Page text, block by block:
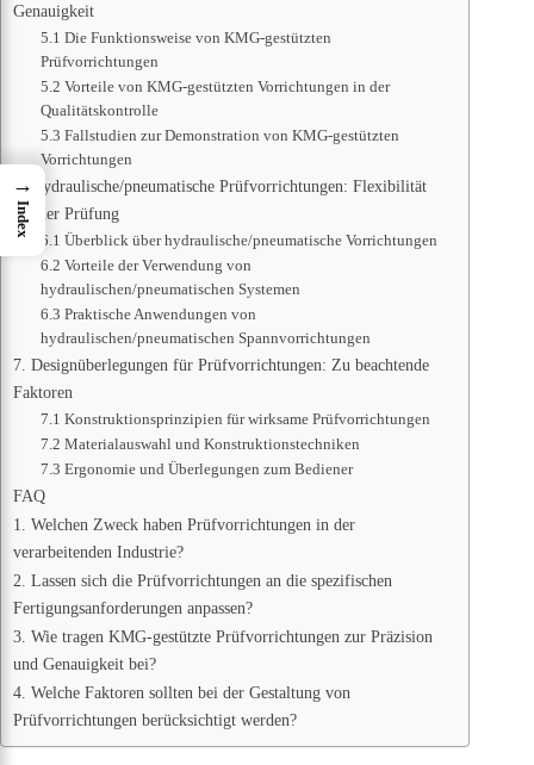
Genauigkeit
5.1 Die Funktionsweise von KMG-gestützten
Prüfvorrichtungen
5.2 Vorteile von KMG-gestützten Vorrichtungen in der
Qualitätskontrolle
5.3 Fallstudien zur Demonstration von KMG-gestützten
Vorrichtungen
6. Hydraulische/pneumatische Prüfvorrichtungen: Flexibilität
bei der Prüfung
6.1 Überblick über hydraulische/pneumatische Vorrichtungen
6.2 Vorteile der Verwendung von
hydraulischen/pneumatischen Systemen
6.3 Praktische Anwendungen von
hydraulischen/pneumatischen Spannvorrichtungen
7. Designüberlegungen für Prüfvorrichtungen: Zu beachtende
Faktoren
7.1 Konstruktionsprinzipien für wirksame Prüfvorrichtungen
7.2 Materialauswahl und Konstruktionstechniken
7.3 Ergonomie und Überlegungen zum Bediener
FAQ
1. Welchen Zweck haben Prüfvorrichtungen in der
verarbeitenden Industrie?
2. Lassen sich die Prüfvorrichtungen an die spezifischen
Fertigungsanforderungen anpassen?
3. Wie tragen KMG-gestützte Prüfvorrichtungen zur Präzision
und Genauigkeit bei?
4. Welche Faktoren sollten bei der Gestaltung von
Prüfvorrichtungen berücksichtigt werden?
→
Index